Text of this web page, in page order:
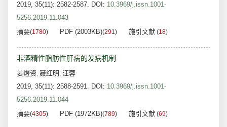
2019, 35(11): 2582-2587. DOI: 10.3969/j.issn.1001-
5256.2019.11.043
摘要(1780) PDF (2003KB)(291) 施引文献 (18)
非酒精性脂肪性肝病的发病机制
姜煜资, 聂红明 , 汪蓉
2019, 35(11): 2588-2591. DOI: 10.3969/j.issn.1001-
5256.2019.11.044
摘要(4305) PDF (1972KB)(789) 施引文献 (69)